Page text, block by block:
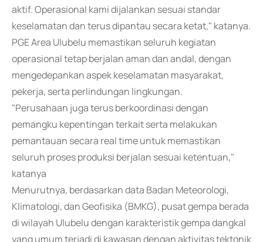
aktif. Operasional kami dijalankan sesuai standar
keselamatan dan terus dipantau secara ketat," katanya.
PGE Area Ulubelu memastikan seluruh kegiatan
operasional tetap berjalan aman dan andal, dengan
mengedepankan aspek keselamatan masyarakat,
pekerja, serta perlindungan lingkungan.
"Perusahaan juga terus berkoordinasi dengan
pemangku kepentingan terkait serta melakukan
pemantauan secara real time untuk memastikan
seluruh proses produksi berjalan sesuai ketentuan,"
katanya
Menurutnya, berdasarkan data Badan Meteorologi,
Klimatologi, dan Geofisika (BMKG), pusat gempa berada
di wilayah Ulubelu dengan karakteristik gempa dangkal
yang umum terjadi di kawasan dengan aktivitas tektonik